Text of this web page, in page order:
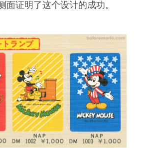
面证明了这个设计的成功。